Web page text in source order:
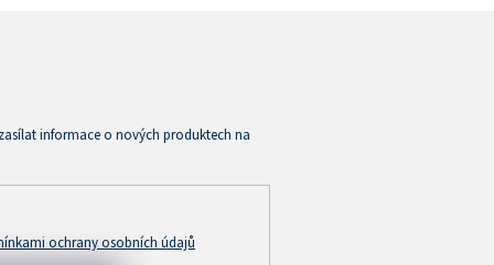
informace o nových produktech na
ochrany osobních údajů